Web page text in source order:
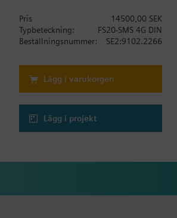
Pris
14500,00 SEK
Typbeteckning:
FS20-SMS 4G DIN
Beställningsnummer:
SE2:9102.2266
Lägg i varukorgen
Lägg i projekt